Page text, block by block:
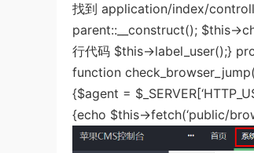
找到 application/index/
parent::__construct(); $this-
行代码 $this->label_user();}
function
{$agent =
{echo $this->fetch(‘public/